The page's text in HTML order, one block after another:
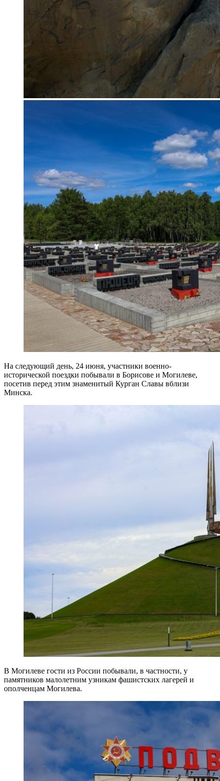
На следующий день, 24 июня, участники военно-
исторической поездки побывали в Борисове и Могилеве,
посетив перед этим знаменитый Курган Славы вблизи
Минска.
В Могилеве гости из России побывали, в частности, у
памятников малолетним узникам фашистских лагерей и
ополченцам Могилева.